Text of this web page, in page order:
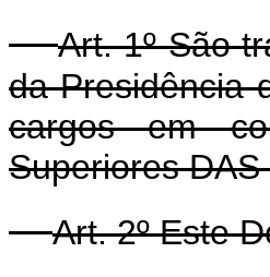
Art. 1º São
da Presidência
cargos em
Superiores
Art. 2º Este